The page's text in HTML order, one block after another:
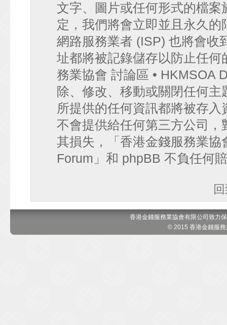
文字、圖片或任何形式的檔
定，我們將會立即並且永久
網路服務業者 (ISP) 也將會收
址都將被記錄儲存以防止任
務業協會 討論區 • HKMSOA
除、修改、移動或關閉任何
所提供的任何資訊都將被存
不會提供給任何第三方公司
其損失，「香港金錢服務業
Forum」和 phpBB 不負任何
香港金錢服務業協會有限公司致力
© 2015 香港金錢服